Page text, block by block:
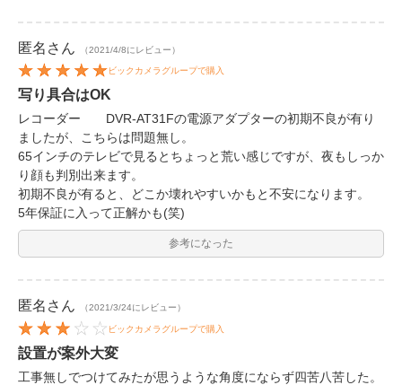
匿名 さん （2021/4/8にレビュー）
ビックカメラグループで購入
写り具合はOK
レコーダー DVR-AT31Fの電源アダプターの初期不良が有り
ましたが、こちらは問題無し。
65インチのテレビで見るとちょっと荒い感じですが、夜もしっか
り顔も判別出来ます。
初期不良が有ると、どこか壊れやすいかもと不安になります。
5年保証に入って正解かも(笑)
参考になった
匿名 さん （2021/3/24にレビュー）
ビックカメラグループで購入
設置が案外大変
工事無しでつけてみたが思うような角度にならず四苦八苦した。